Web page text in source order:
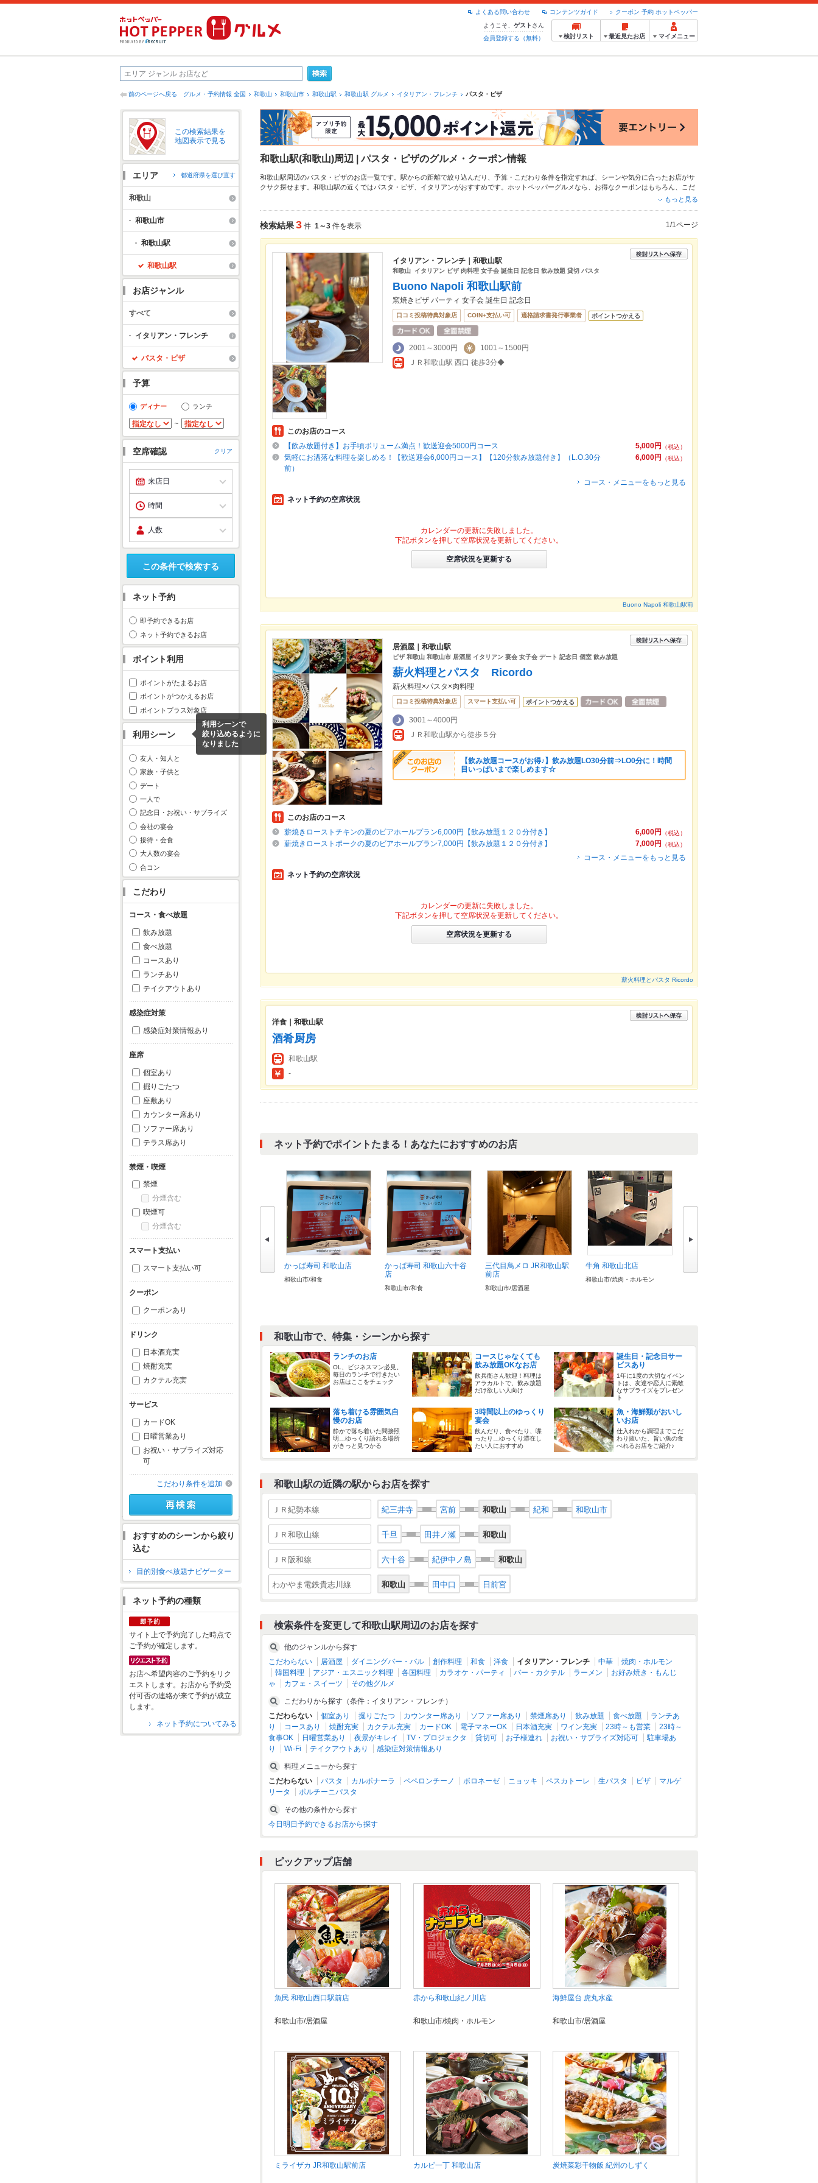
クーポン 予約 ホットペッパー
コンテンツガイド
よくある問い合わせ
ようこそ、 ゲスト さん
会員登録する（無料）
検討リスト 最近見たお店 マイメニュー
前のページへ戻る グルメ・予約情報 全国 和歌山 和歌山市 和歌山駅 和歌山駅 グルメ イタリアン・フレンチ パスタ・ピザ
この検索結果を
地図表示で見る
エリア 都道府県を選び直す
和歌山
和歌山市
和歌山駅
和歌山駅
お店ジャンル
すべて
イタリアン・フレンチ
パスタ・ピザ
予算
ディナー ランチ
～
空席確認 クリア
この条件で検索する
ネット予約
即予約できるお店
ネット予約できるお店
ポイント利用
ポイントがたまるお店
ポイントがつかえるお店
ポイントプラス対象店
利用シーン
利用シーンで
絞り込めるように
なりました
友人・知人と
家族・子供と
デート
一人で
記念日・お祝い・サプライズ
会社の宴会
接待・会食
大人数の宴会
合コン
こだわり
コース・食べ放題
飲み放題
食べ放題
コースあり
ランチあり
テイクアウトあり
感染症対策
感染症対策情報あり
座席
個室あり
掘りごたつ
座敷あり
カウンター席あり
ソファー席あり
テラス席あり
禁煙・喫煙
禁煙
分煙含む
喫煙可
分煙含む
スマート支払い
スマート支払い可
クーポン
クーポンあり
ドリンク
日本酒充実
焼酎充実
カクテル充実
サービス
カードOK
日曜営業あり
お祝い・サプライズ対応
可
こだわり条件を追加
おすすめのシーンから絞り
込む
目的別食べ放題ナビゲーター
ネット予約の種類
サイト上で予約完了した時点で
ご予約が確定します。
お店へ希望内容のご予約をリク
エストします。お店から予約受
付可否の連絡が来て予約が成立
します。
ネット予約についてみる
和歌山駅(和歌山)周辺 | パスタ・ピザのグルメ・クーポン情報
和歌山駅周辺のパスタ・ピザのお店一覧です。駅からの距離で絞り込んだり、予算・こだわり条件を指定すれば、シーンや気分に合ったお店がサ
クサク探せます。和歌山駅の近くではパスタ・ピザ、 イタリアンがおすすめです。ホットペッパーグルメなら、お得なクーポンはもちろん、こだ
や季節のおすすめ料理など、お店の最新情報をご紹介しているので安心！24時間使える簡単便利なネッ
もっと見る
検索結果3 件 1～3 件を表示 1/1ページ
イタリアン・フレンチ｜和歌山駅
和歌山 イタリアン ピザ 肉料理 女子会 誕生日 記念日 飲み放題 貸切 パスタ
Buono Napoli 和歌山駅前
窯焼きピザ パーティ 女子会 誕生日 記念日
口コミ投稿特典対象店 COIN+支払い可 適格請求書発行事業者 ポイントつかえる
2001～3000円
1001～1500円
ＪＲ和歌山駅 西口 徒歩3分◆
このお店のコース
5,000円
（税込）
【飲み放題付き】お手頃ボリューム満点！歓送迎会5000円コース
6,000円
（税込）
気軽にお洒落な料理を楽しめる！【歓送迎会6,000円コース】【120分飲み放題付き】（L.O.30分
前）
コース・メニューをもっと見る
ネット予約の空席状況
カレンダーの更新に失敗しました。
下記ボタンを押して空席状況を更新してください。
空席状況を更新する
Buono Napoli 和歌山駅前
居酒屋｜和歌山駅
ピザ 和歌山 和歌山市 居酒屋 イタリアン 宴会 女子会 デート 記念日 個室 飲み放題
薪火料理とパスタ Ricordo
薪火料理×パスタ×肉料理
口コミ投稿特典対象店 スマート支払い可 ポイントつかえる
3001～4000円
ＪＲ和歌山駅から徒歩５分
【飲み放題コースがお得♪】飲み放題LO30分前⇒LO0分に！時間
目いっぱいまで楽しめます☆
このお店のコース
6,000円
（税込）
薪焼きローストチキンの夏のビアホールプラン6,000円【飲み放題１２０分付き】
7,000円
（税込）
薪焼きローストポークの夏のビアホールプラン7,000円【飲み放題１２０分付き】
コース・メニューをもっと見る
ネット予約の空席状況
カレンダーの更新に失敗しました。
下記ボタンを押して空席状況を更新してください。
空席状況を更新する
薪火料理とパスタ Ricordo
洋食｜和歌山駅
酒肴厨房
和歌山駅
-
ネット予約でポイントたまる！あなたにおすすめのお店
かっぱ寿司 和歌山店
和歌山市/和食
かっぱ寿司 和歌山六十谷
店
和歌山市/和食
三代目鳥メロ JR和歌山駅
前店
和歌山市/居酒屋
牛角 和歌山北店
和歌山市/焼肉・ホルモン
和歌山市で、特集・シーンから探す
ランチのお店
OL、ビジネスマン必見。
毎日のランチで行きたい
お店はここをチェック
コースじゃなくても
飲み放題OKなお店
飲兵衛さん歓迎！料理は
アラカルトで、飲み放題
だけ欲しい人向け
誕生日・記念日サー
ビスあり
1年に1度の大切なイベン
トは、友達や恋人に素敵
なサプライズをプレゼン
ト
落ち着ける雰囲気自
慢のお店
静かで落ち着いた間接照
明…ゆっくり語れる場所
がきっと見つかる
3時間以上のゆっくり
宴会
飲んだり、食べたり、喋
ったり…ゆっくり滞在し
たい人におすすめ
魚・海鮮類がおいし
いお店
仕入れから調理までこだ
わり抜いた、旨い魚の食
べれるお店をご紹介♪
和歌山駅の近隣の駅からお店を探す
ＪＲ紀勢本線 紀三井寺 宮前 和歌山 紀和 和歌山市
ＪＲ和歌山線 千旦 田井ノ瀬 和歌山
ＪＲ阪和線 六十谷 紀伊中ノ島 和歌山
わかやま電鉄貴志川線 和歌山 田中口 日前宮
検索条件を変更して和歌山駅周辺のお店を探す
他のジャンルから探す
こだわらない
居酒屋 ダイニングバー・バル 創作料理 和食 洋食 イタリアン・フレンチ 中華
焼肉・ホルモン
韓国料理
アジア・エスニック料理 各国料理 カラオケ・パーティ バー・カクテル ラーメン
お好み焼き・もんじ
ゃ
カフェ・スイーツ その他グルメ
こだわりから探す（条件：イタリアン・フレンチ）
こだわらない
個室あり 掘りごたつ カウンター席あり ソファー席あり 禁煙席あり 飲み放題 食べ放題
ランチあ
り
コースあり 焼酎充実 カクテル充実 カードOK 電子マネーOK 日本酒充実 ワイン充実 23時～も営業
23時～
食事OK
日曜営業あり 夜景がキレイ TV・プロジェクタ 貸切可 お子様連れ お祝い・サプライズ対応可
駐車場あ
り
Wi-Fi テイクアウトあり 感染症対策情報あり
料理メニューから探す
こだわらない
パスタ カルボナーラ ペペロンチーノ ボロネーゼ ニョッキ ペスカトーレ 生パスタ ピザ
マルゲ
リータ
ポルチーニパスタ
その他の条件から探す
今日明日予約できるお店から探す
ピックアップ店舗
魚民 和歌山西口駅前店
和歌山市/居酒屋
赤から和歌山紀ノ川店
和歌山市/焼肉・ホルモン
海鮮屋台 虎丸水産
和歌山市/居酒屋
ミライザカ JR和歌山駅前店 カルビ一丁 和歌山店 炭焼菜彩干物飯 紀州のしずく